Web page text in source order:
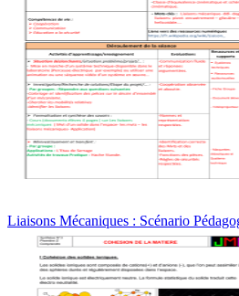
Liaisons Mécaniques : Scénario